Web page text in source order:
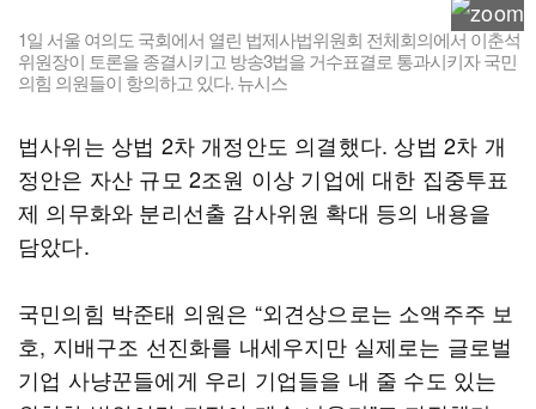
1일 서울 여의도 국회에서 열린 법제사법위원회 전체회의에서 이춘석
위원장이 토론을 종결시키고 방송3법을 거수표결로 통과시키자 국민
의힘 의원들이 항의하고 있다. 뉴시스
법사위는 상법 2차 개정안도 의결했다. 상법 2차 개
정안은 자산 규모 2조원 이상 기업에 대한 집중투표
제 의무화와 분리선출 감사위원 확대 등의 내용을
담았다.
국민의힘 박준태 의원은 “외견상으로는 소액주주 보
호, 지배구조 선진화를 내세우지만 실제로는 글로벌
기업 사냥꾼들에게 우리 기업들을 내 줄 수도 있는